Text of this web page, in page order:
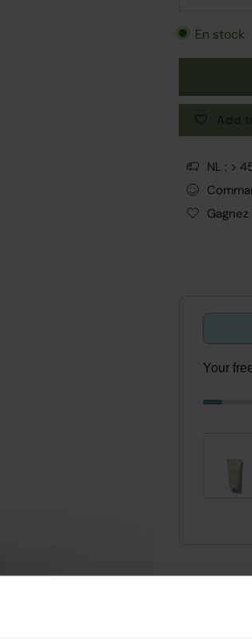
En stock
NL : >
Gagnez
Your